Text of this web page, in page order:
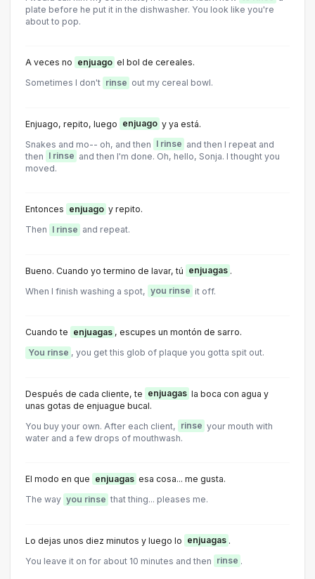
plate before he put it in the dishwasher. You look like you're
about to pop.
A veces no enjuago el bol de cereales.
Sometimes I don't rinse out my cereal bowl.
Enjuago, repito, luego enjuago y ya está.
Snakes and mo-- oh, and then
I rinse and then I repeat and
then
I rinse and then I'm done. Oh, hello, Sonja. I thought you
moved.
Entonces enjuago y repito.
Then I rinse and repeat.
Bueno. Cuando yo termino de lavar, tú enjuagas .
When I finish washing a spot, you rinse it off.
Cuando te enjuagas , escupes un montón de sarro.
You rinse , you get this glob of plaque you gotta spit out.
Después de cada cliente, te enjuagas la boca con agua y
unas gotas de enjuague bucal.
You buy your own. After each client, rinse your mouth with
water and a few drops of mouthwash.
El modo en que enjuagas esa cosa... me gusta.
The way you rinse that thing... pleases me.
Lo dejas unos diez minutos y luego lo enjuagas .
You leave it on for about 10 minutes and then rinse .